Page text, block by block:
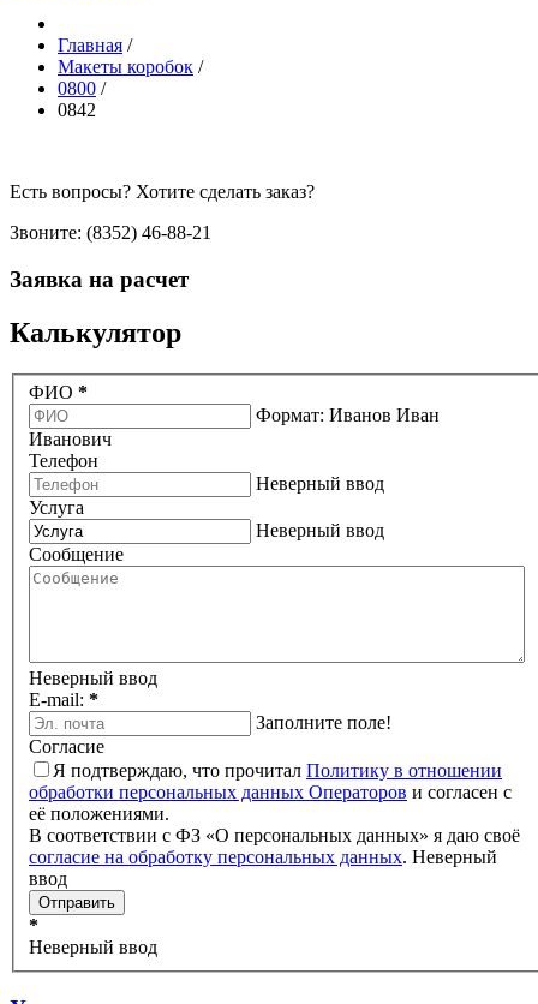
Главная /
Макеты коробок /
0800 /
0842
Есть вопросы? Хотите сделать заказ?
Звоните: (8352) 46-88-21
Заявка на расчет
Калькулятор
ФИО *
Формат: Иванов Иван
Иванович
Телефон
Неверный ввод
Услуга
Неверный ввод
Сообщение
Неверный ввод
E-mail: *
Заполните поле!
Согласие
Я подтверждаю, что прочитал Политику в отношении
обработки персональных данных Операторов и согласен с
её положениями.
В соответствии с ФЗ «О персональных данных» я даю своё
согласие на обработку персональных данных. Неверный
ввод
*
Неверный ввод